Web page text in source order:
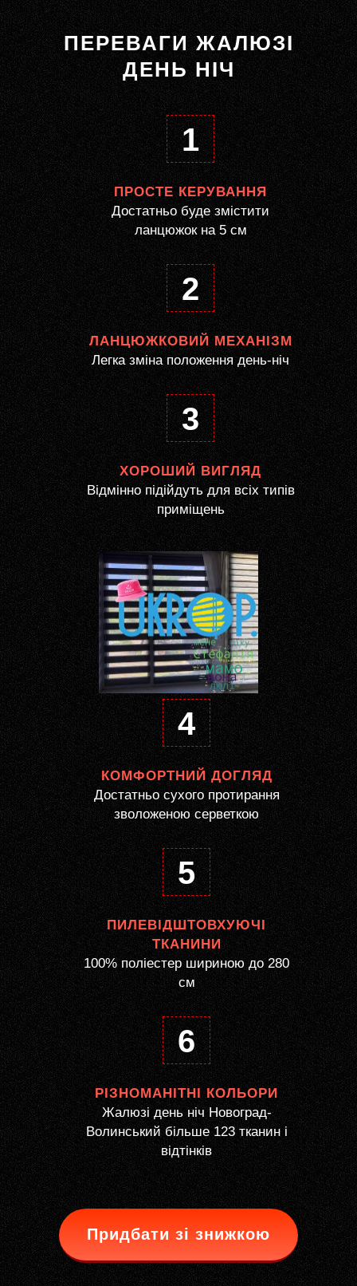
ПЕРЕВАГИ ЖАЛЮЗІ
ДЕНЬ НІЧ
1
ПРОСТЕ КЕРУВАННЯ
Достатньо буде змістити
ланцюжок на 5 см
2
ЛАНЦЮЖКОВИЙ МЕХАНІЗМ
Легка зміна положення день-ніч
3
ХОРОШИЙ ВИГЛЯД
Відмінно підійдуть для всіх типів
приміщень
4
КОМФОРТНИЙ ДОГЛЯД
Достатньо сухого протирання
зволоженою серветкою
5
ПИЛЕВІДШТОВХУЮЧІ
ТКАНИНИ
100% поліестер шириною до 280
см
6
РІЗНОМАНІТНІ КОЛЬОРИ
Жалюзі день ніч Новоград-
Волинський більше 123 тканин і
відтінків
Придбати зі знижкою